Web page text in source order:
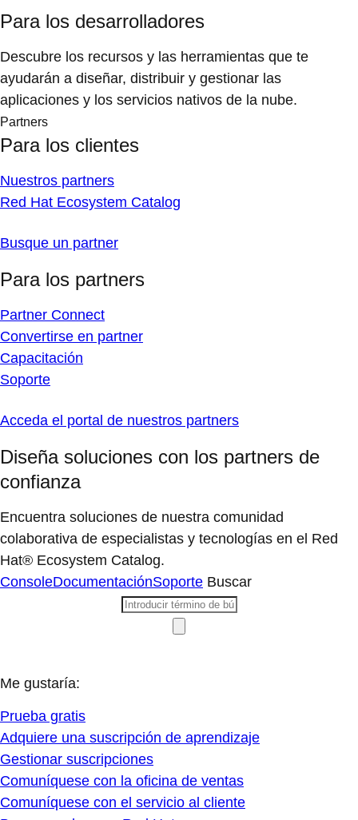
Para los desarrolladores
Descubre los recursos y las herramientas que te
ayudarán a diseñar, distribuir y gestionar las
aplicaciones y los servicios nativos de la nube.
Partners
Para los clientes
Nuestros partners
Red Hat Ecosystem Catalog
Busque un partner
Para los partners
Partner Connect
Convertirse en partner
Capacitación
Soporte
Acceda el portal de nuestros partners
Diseña soluciones con los partners de
confianza
Encuentra soluciones de nuestra comunidad
colaborativa de especialistas y tecnologías en el Red
Hat® Ecosystem Catalog.
ConsoleDocumentaciónSoporte Buscar
Me gustaría:
Prueba gratis
Adquiere una suscripción de aprendizaje
Gestionar suscripciones
Comuníquese con la oficina de ventas
Comuníquese con el servicio al cliente